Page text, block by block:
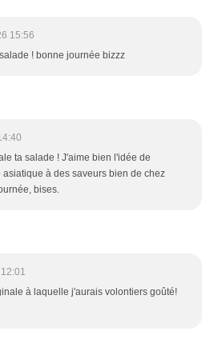
15:56
! bonne journée bizzz
ta salade ! J'aime bien l'idée de
à des saveurs bien de chez
bises.
à laquelle j'aurais volontiers goûté!